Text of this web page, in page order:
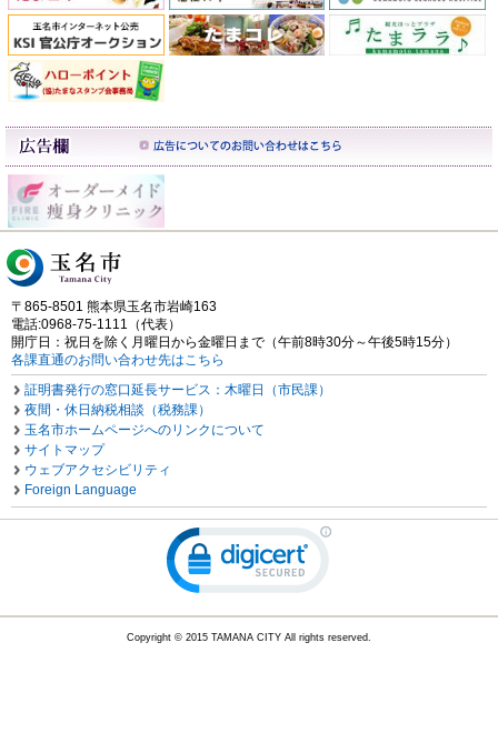
〒865-8501 熊本県玉名市岩崎163
電話:0968-75-1111（代表）
開庁日：祝日を除く月曜日から金曜日まで（午前8時30分～午後5時15分）
各課直通のお問い合わせ先はこちら
証明書発行の窓口延長サービス：木曜日（市民課）
夜間・休日納税相談（税務課）
玉名市ホームページへのリンクについて
サイトマップ
ウェブアクセシビリティ
Foreign Language
Copyright © 2015 TAMANA CITY All rights reserved.